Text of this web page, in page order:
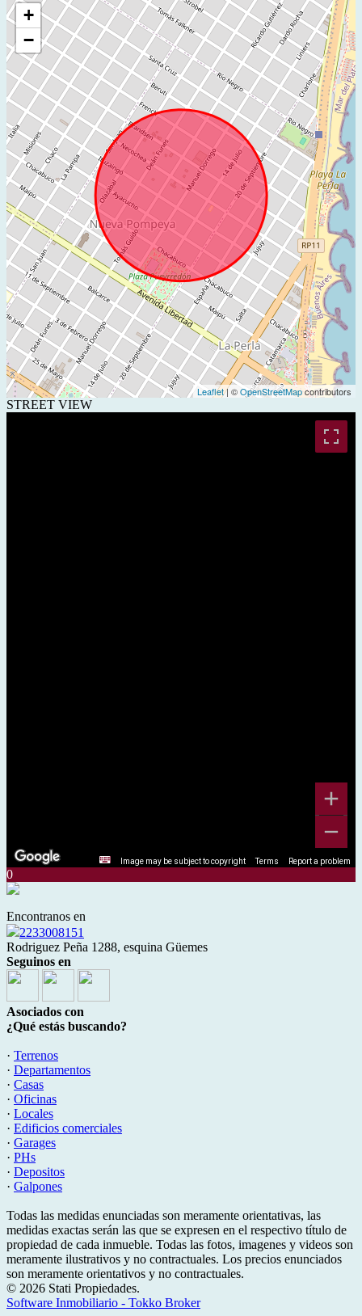
+
−
Leaflet| ©OpenStreetMapcontributors
STREET VIEW
Image may be subject to copyright Terms Report a problem
0
Encontranos en
2233008151
Rodriguez Peña 1288, esquina Güemes
Seguinos en
Asociados con
¿Qué estás buscando?
· Terrenos
· Departamentos
· Casas
· Oficinas
· Locales
· Edificios comerciales
· Garages
· PHs
· Depositos
· Galpones
Todas las medidas enunciadas son meramente orientativas, las
medidas exactas serán las que se expresen en el respectivo título de
propiedad de cada inmueble. Todas las fotos, imagenes y videos son
meramente ilustrativos y no contractuales. Los precios enunciados
son meramente orientativos y no contractuales.
© 2026 Stati Propiedades.
Software Inmobiliario - Tokko Broker